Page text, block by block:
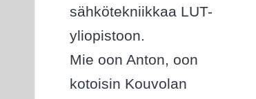
sähkötekniikkaa LUT-
yliopistoon.
Mie oon Anton, oon
kotoisin Kouvolan